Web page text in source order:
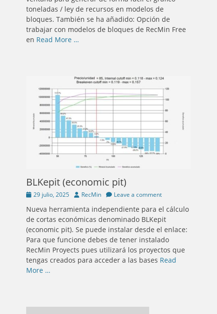
toneladas / ley de recursos en modelos de
bloques. También se ha añadido: Opción de
trabajar con modelos de bloques de RecMin Free
en Read More …
BLKepit (economic pit)
Posted
29 julio, 2025 Author
RecMin Leave a comment
Nueva herramienta independiente para el cálculo
de cortas económicas denominado BLKepit
(economic pit). Se puede instalar desde el enlace:
Para que funcione debes de tener instalado
RecMin Proyects pues utilizará los proyectos que
tengas creados para acceder a las bases Read
More …